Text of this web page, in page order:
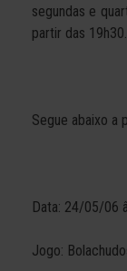
segundas e
partir das 19h30.
Segue abaixo a
Data: 24/05/06
Jogo: